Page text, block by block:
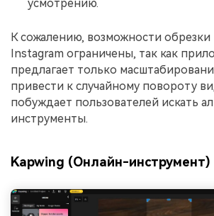
усмотрению.
К сожалению, возможности обрезки
Instagram ограничены, так как
предлагает только
привести к случайному повороту
побуждает пользователей искать
инструменты.
Kapwing (Онлайн-инструмент)